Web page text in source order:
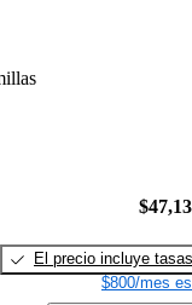
El precio incluye tasas
$800/mes